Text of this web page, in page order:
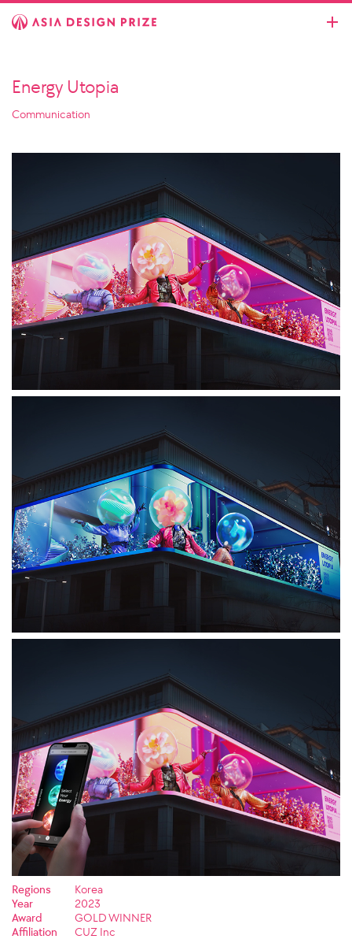
Energy Utopia
Communication
Regions
Korea
Year
2023
Award
GOLD WINNER
Affiliation
CUZ Inc